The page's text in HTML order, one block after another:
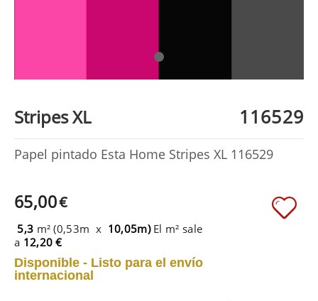
Stripes XL 116529
Papel pintado Esta Home Stripes XL 116529
65,00€
5,3 m² (0,53m x 10,05m) El m² sale
a 12,20 €
Disponible - Listo para el envío
internacional